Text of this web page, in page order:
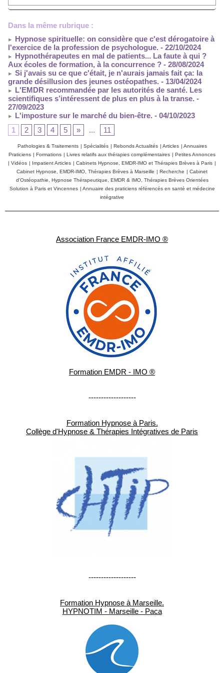
Association France EMDR-IMO ®
Formation EMDR - IMO ®
-------------------
Formation Hypnose à Paris.
Collège d'Hypnose & Thérapies Intégratives de Paris
-------------------
Formation Hypnose à Marseille.
HYPNOTIM - Marseille - Paca
Dans la même rubrique :
Hypnose spirituelle: on considère que c'est dérogatoire à
l'exercice de la profession de psychologue. - 22/10/2024
Hypnothérapeutes en mal de patients... La faute à qui ?
Aux écoles de formation, à la concurrence ? - 28/08/2024
Si j'avais su ce que c'était, je n'aurais jamais fait ça: la
grande désillusion des jeunes ostéopathes. - 13/04/2024
L'EMDR recommandée par les autorités de santé. Les
scientifiques s’intéressent de plus en plus à la transe. -
27/09/2023
L'imposture sur le marché du bien-être. - 04/10/2023
1
2 3 4 5 » ... 11
Pathologies & Traitements | Spécialités | Rebonds Actualités | Articles | Annuaires
Praticiens | Formations | Livres relatifs aux thérapies complémentaires | Petites Annonces
| Vidéos | Impatient Articles | Cabinets Hypnose, EMDR-IMO et Thérapies Brèves à Paris |
Cabinet Hypnose, EMDR-IMO, Thérapies Brèves à Marseille | Recherche | Cabinet
d'Ostéopathie, Hypnose Thérapeutique, EMDR & IMO, Thérapies Brèves Orientées
Solution à Paris et Vincennes | Annuaire des praticiens référencés en santé et médecine
intégrative